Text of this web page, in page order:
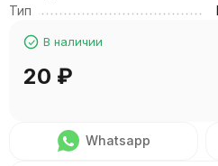
Тип
В наличии
20 ₽
Whatsapp